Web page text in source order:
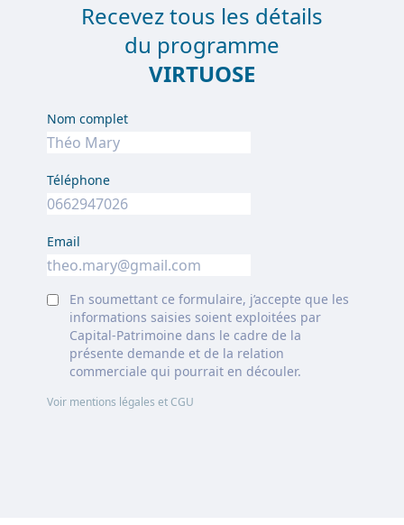
Recevez tous les détails
du programme
VIRTUOSE
Nom complet
Téléphone
Email
En soumettant ce formulaire, j’accepte que les
informations saisies soient exploitées par
Capital-Patrimoine dans le cadre de la
présente demande et de la relation
commerciale qui pourrait en découler.
Voir mentions légales et CGU